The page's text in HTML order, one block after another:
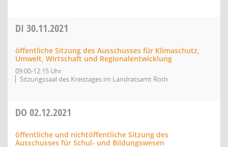
DI 30.11.2021
öffentliche Sitzung des Ausschusses für Klimaschutz,
Umwelt, Wirtschaft und Regionalentwicklung
09:00-12:15 Uhr
Sitzungssaal des Kreistages im Landratsamt Roth
DO 02.12.2021
öffentliche und nichtöffentliche Sitzung des
Ausschusses für Schul- und Bildungswesen